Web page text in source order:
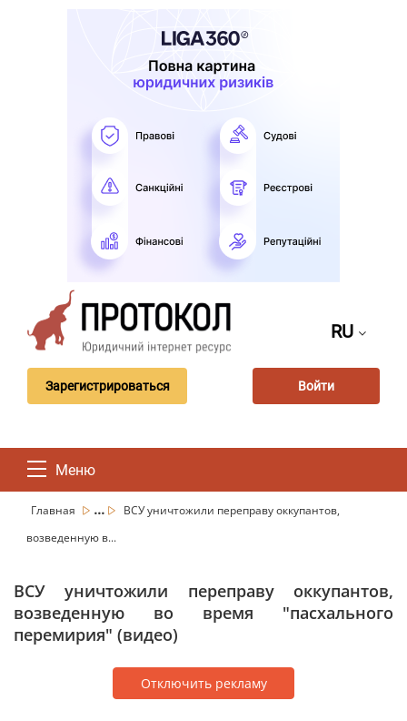
RU
Зарегистрироваться Войти
Меню
Главная ...
ВСУ уничтожили переправу оккупантов,
возведенную в...
ВСУ уничтожили переправу оккупантов,
возведенную во время "пасхального
перемирия" (видео)
Отключить рекламу